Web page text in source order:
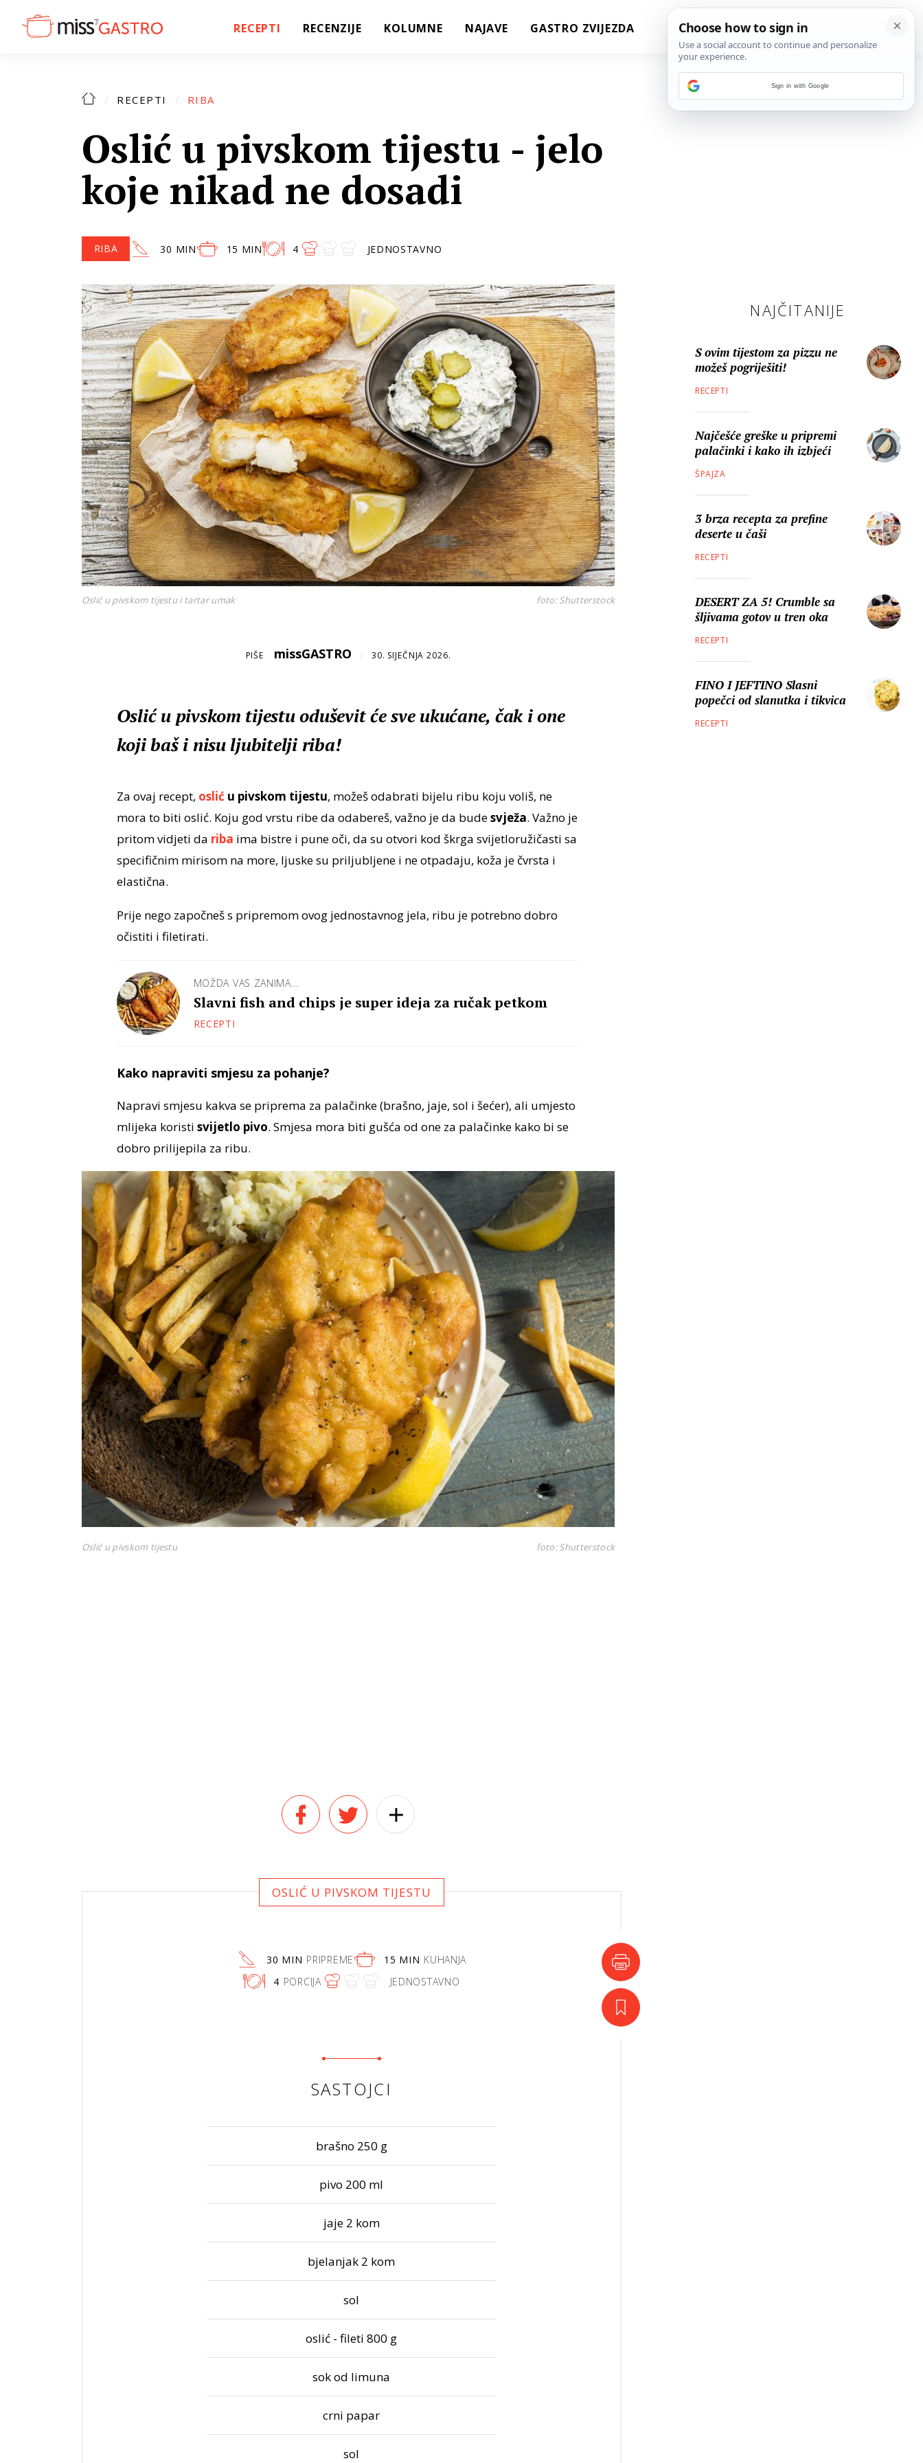
RECEPTI RECENZIJE KOLUMNE NAJAVE GASTRO ZVIJEZDA
RECEPTI RIBA
Oslić u pivskom tijestu - jelo
koje nikad ne dosadi
RIBA 30 MIN 15 MIN 4 JEDNOSTAVNO
Oslić u pivskom tijestu i tartar umak foto: Shutterstock
PIŠE missGASTRO / 30. SIJEČNJA 2026.
Oslić u pivskom tijestu oduševit će sve ukućane, čak i one
koji baš i nisu ljubitelji riba!
Za ovaj recept, oslić u pivskom tijestu, možeš odabrati bijelu ribu koju voliš, ne
mora to biti oslić. Koju god vrstu ribe da odabereš, važno je da budesvježa. Važno je
pritom vidjeti da riba ima bistre i pune oči, da su otvori kod škrga svijetloružičasti sa
specifičnim mirisom na more, ljuske su priljubljene i ne otpadaju, koža je čvrsta i
elastična.
Prije nego započneš s pripremom ovog jednostavnog jela, ribu je potrebno dobro
očistiti i filetirati.
MOŽDA VAS ZANIMA...
Slavni fish and chips je super ideja za ručak petkom
RECEPTI
Kako napraviti smjesu za pohanje?
Napravi smjesu kakva se priprema za palačinke (brašno, jaje, sol i šećer), ali umjesto
mlijeka koristi svijetlo pivo. Smjesa mora biti gušća od one za palačinke kako bi se
dobro prilijepila za ribu.
Oslić u pivskom tijestu foto: Shutterstock
OSLIĆ U PIVSKOM TIJESTU
30 MIN PRIPREME 15 MIN KUHANJA
4 PORCIJA JEDNOSTAVNO
SASTOJCI
brašno 250 g
pivo 200 ml
jaje 2 kom
bjelanjak 2 kom
sol
oslić - fileti 800 g
sok od limuna
crni papar
sol
NAJČITANIJE
S ovim tijestom za pizzu ne
možeš pogriješiti!
RECEPTI
Najčešće greške u pripremi
palačinki i kako ih izbjeći
ŠPAJZA
3 brza recepta za prefine
deserte u čaši
RECEPTI
DESERT ZA 5! Crumble sa
šljivama gotov u tren oka
RECEPTI
FINO I JEFTINO Slasni
popečci od slanutka i tikvica
RECEPTI
Sign in with Google